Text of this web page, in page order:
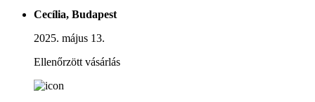
Cecília, Budapest
2025. május 13.
Ellenőrzött vásárlás